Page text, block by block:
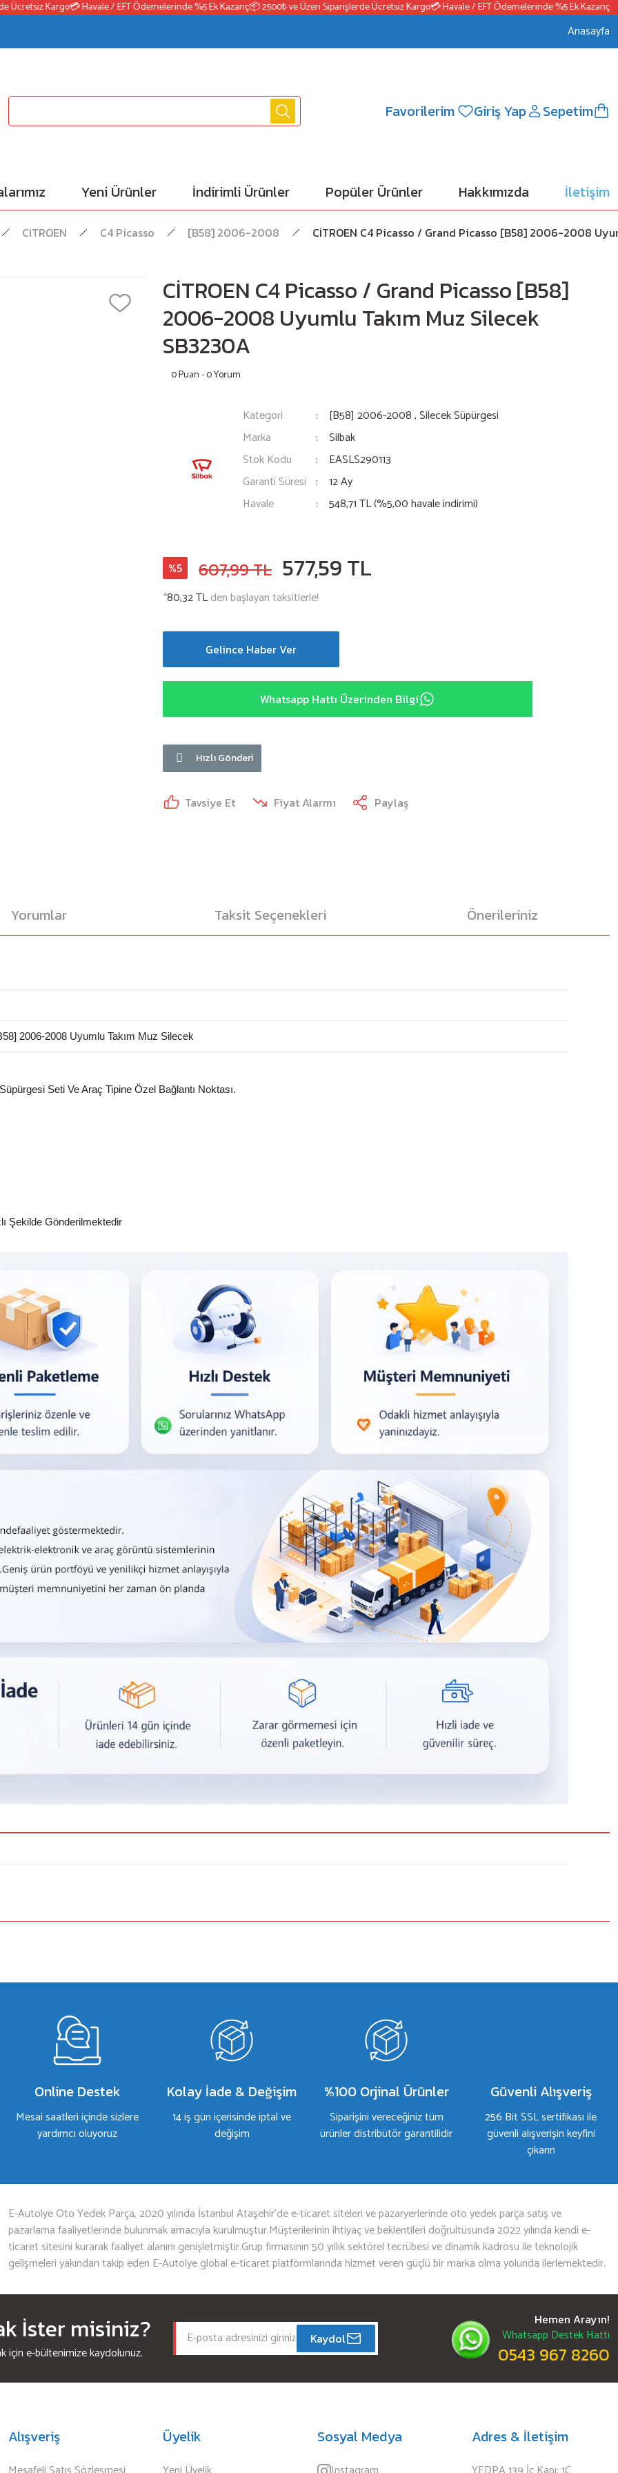
Kargo💳 Havale / EFT Ödemelerinde %5 Ek Kazanç📦 2500₺ ve Üzeri Siparişlerde Ücretsiz Kargo💳 Havale / EFT Ödemelerinde %5 Ek Kazanç
Anasayfa
Favorilerim Giriş Yap Sepetim
Yeni Ürünler İndirimli Ürünler Popüler Ürünler Hakkımızda İletişim
CİTROEN C4 Picasso [B58] 2006-2008 CİTROEN C4 Picasso / Grand Picasso [B58] 2006-2008
CİTROEN C4 Picasso / Grand Picasso [B58]
2006-2008 Uyumlu Takım Muz Silecek
SB3230A
0 Puan - 0 Yorum
Kategori [B58] 2006-2008,Silecek Süpürgesi
Marka
Silbak
Stok Kodu
EASLS290113
Garanti Süresi
12 Ay
Havale
548,71 TL (%5,00 havale indirimi)
%5 607,99 TL 577,59 TL
*80,32 TLden başlayan taksitlerle!
Gelince Haber Ver
Whatsapp Hattı Üzerinden Bilgi
Hızlı Gönderi
Tavsiye Et Fiyat Alarmı Paylaş
Yorumlar Taksit Seçenekleri Önerileriniz
2006-2008 Uyumlu Takım Muz Silecek
Seti Ve Araç Tipine Özel Bağlantı Noktası.
Şekilde Gönderilmektedir
Bu ürüne ilk yorumu siz yapın!
Online Destek
Mesai saatleri içinde sizlere
yardımcı oluyoruz
Kolay İade & Değişim
14 iş gün içerisinde iptal ve
değişim
%100 Orjinal Ürünler
Siparişini vereceğiniz tüm
ürünler distribütör garantilidir
Güvenli Alışveriş
256 Bit SSL sertifikası ile
güvenli alışverişin keyfini
çıkarın
E-Autolye Oto Yedek Parça, 2020 yılında İstanbul Ataşehir’de e-ticaret siteleri ve pazaryerlerinde oto yedek parça satış ve
pazarlama faaliyetlerinde bulunmak amacıyla kurulmuştur.Müşterilerinin ihtiyaç ve beklentileri doğrultusunda 2022 yılında kendi e-
ticaret sitesini kurarak faaliyet alanını genişletmiştir.Grup firmasının 50 yıllık sektörel tecrübesi ve dinamik kadrosu ile teknolojik
gelişmeleri yakından takip eden E-Autolye global e-ticaret platformlarında hizmet veren güçlü bir marka olma yolunda ilerlemektedir.
İster misiniz?
için e-bültenimize kaydolunuz.
Kaydol
Hemen Arayın!
Whatsapp Destek Hattı
0543 967 8260
Alışveriş Üyelik Sosyal Medya Adres & İletişim